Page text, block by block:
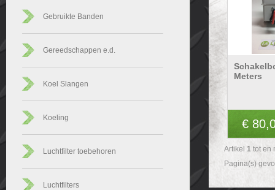
Gebruikte Banden
Gereedschappen e.d.
Koel Slangen
Koeling
Luchtfilter toebehoren
Luchtfilters
Meters
€
Artikel 1 tot en
Pagina(s)